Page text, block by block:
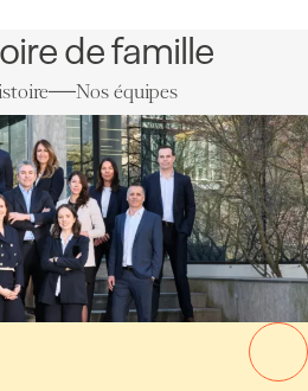
de famille
Nos équipes